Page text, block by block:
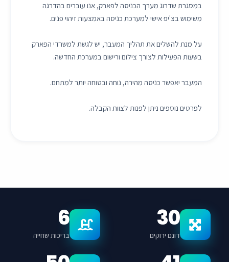
במסגרת שדרוג מערך הכניסה לפארק, אנו עוברים בהדרגה
משימוש בצ'יפ אישי למערכת כניסה באמצעות זיהוי פנים.
על מנת להשלים את תהליך המעבר, יש לגשת למשרדי הפארק
בשעות הפעילות לצורך צילום ורישום במערכת החדשה.
המעבר יאפשר כניסה מהירה, נוחה ובטוחה יותר למתחם.
לפרטים נוספים ניתן לפנות לצוות הקבלה.
30
דונם ירוקים
6
בריכות שחייה